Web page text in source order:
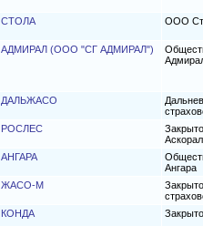
СТОЛА ООО
АДМИРАЛ (ООО "СГ АДМИРАЛ")
ДАЛЬЖАСО
РОСЛЕС
АНГАРА
Ангара
ЖАСО-М
КОНДА